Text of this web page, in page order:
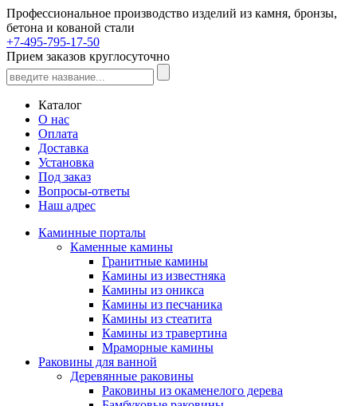
Профессиональное производство изделий из камня, бронзы,
бетона и кованой стали
+7-495-795-17-50
Прием заказов круглосуточно
Каталог
О нас
Оплата
Доставка
Установка
Под заказ
Вопросы-ответы
Наш адрес
Каминные порталы
Каменные камины
Гранитные камины
Камины из известняка
Камины из оникса
Камины из песчаника
Камины из стеатита
Камины из травертина
Мраморные камины
Раковины для ванной
Деревянные раковины
Раковины из окаменелого дерева